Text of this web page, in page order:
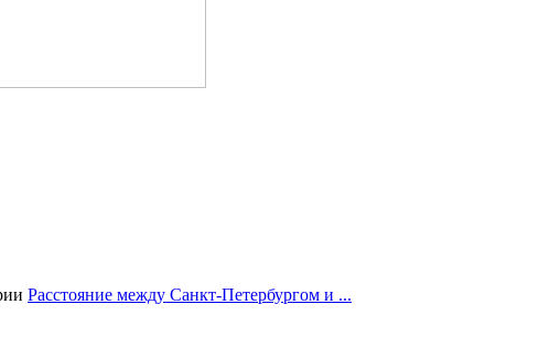
Расстояние между Санкт-Петербургом и ...